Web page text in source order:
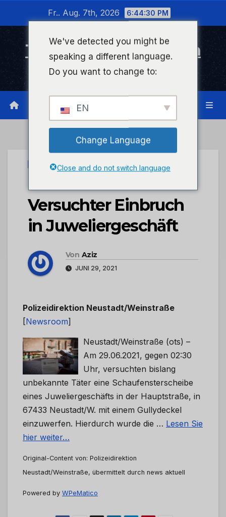
wechseln
Fr.. Aug. 7th, 2026 6:44:30 PM
Timeline Bad Kreuznach
Infonetzwerk für Bad Kreuznach
UNCATEGORIZED
POL-PDNW:
Versuchter Einbruch
in Juweliergeschäft
Von Aziz
JUNI 29, 2021
Polizeidirektion Neustadt/Weinstraße
[Newsroom]
Neustadt/Weinstraße (ots) –
Am 29.06.2021, gegen 02:30
Uhr, versuchten bislang
unbekannte Täter eine Schaufensterscheibe
eines Juweliergeschäfts in der Hauptstraße, in
67433 Neustadt/W. mit einem Gullydeckel
einzuwerfen. Hierdurch wurde die … Lesen Sie
hier weiter…
Original-Content von: Polizeidirektion
Neustadt/Weinstraße, übermittelt durch news aktuell
Powered by WPeMatico
We've detected you might be
speaking a different language.
Do you want to change to:
EN
Change Language
Close and do not switch language